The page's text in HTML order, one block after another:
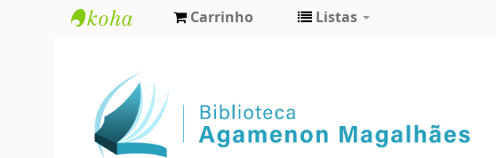
Agamenon
Magalhães
Carrinho Listas